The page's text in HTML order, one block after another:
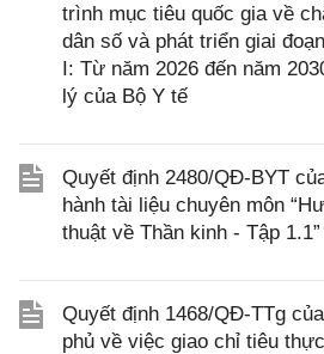
trình mục tiêu quốc gia về
dân số và phát triển giai
I: Từ năm 2026 đến năm
lý của Bộ Y tế
Quyết định 2480/QĐ-BYT
hành tài liệu chuyên môn
thuật về Thần kinh - Tập 1.1”
Quyết định 1468/QĐ-TTg
phủ về việc giao chỉ tiêu